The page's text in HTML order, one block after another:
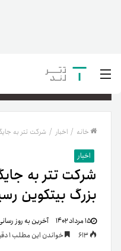
خانه / اخبار / شرکت تتر به
اخبار
شرکت تتر به
بزرگ بیتکوین
۱۵ مرداد ۱۴۰۲ آخرین به روز
خواندن این مطلب 1 دقیقه زمان میبرد